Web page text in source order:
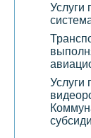
Услуги
Услуги